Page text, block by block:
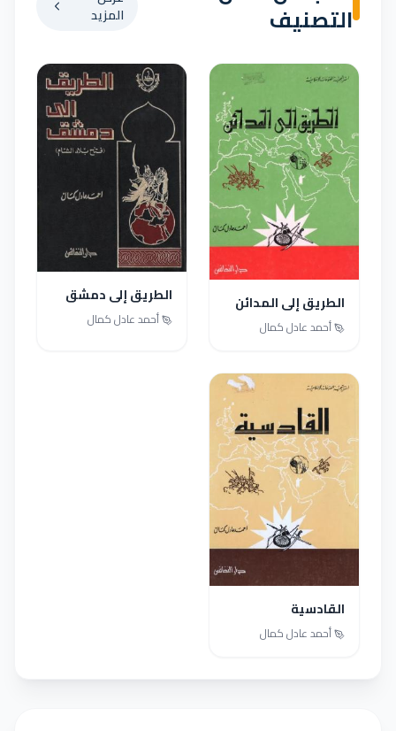
التصنيف المزيد
الطريق إلى المدائن
أحمد عادل كمال
الطريق إلى دمشق
أحمد عادل كمال
القادسية
أحمد عادل كمال